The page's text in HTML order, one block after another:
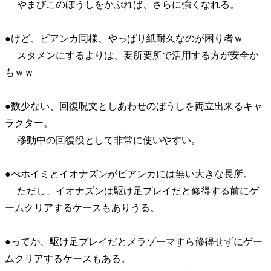
やまびこのぼうしをかぶれば、さらに強くなれる。
●けど、ビアンカ同様、やっぱり紙耐久なのが困り者ｗ
スタメンにするよりは、要所要所で活用する方が安全か
もｗｗ
●数少ない、回復呪文としあわせのぼうしを両立出来るキャ
ラクター。
移動中の回復役として非常に使いやすい。
●べホイミとイオナズンがビアンカには無い大きな長所。
ただし、イオナズンは駆け足プレイだと修得する前にゲ
ームクリアするケースもありうる。
●ってか、駆け足プレイだとメラゾーマすら修得せずにゲー
ムクリアするケースもある。